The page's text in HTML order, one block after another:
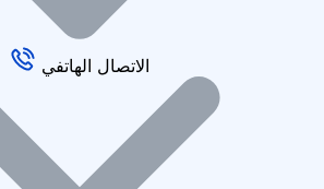
الاتصال الهاتفي